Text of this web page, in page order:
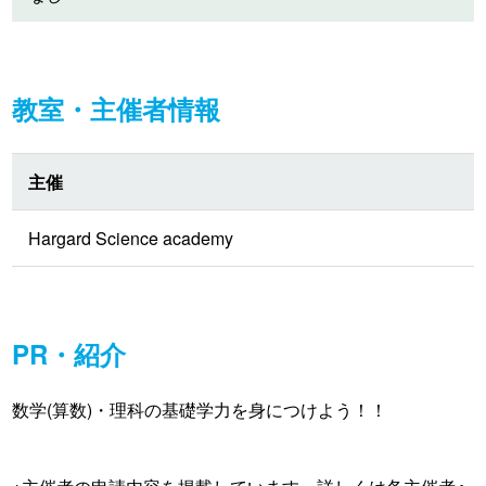
教室・主催者情報
主催
Hargard Science academy
PR・紹介
数学(算数)・理科の基礎学力を身につけよう！！